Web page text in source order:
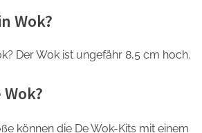
Wok?
Der Wok ist ungefähr 8,5 cm hoch.
können die De Wok-Kits mit einem